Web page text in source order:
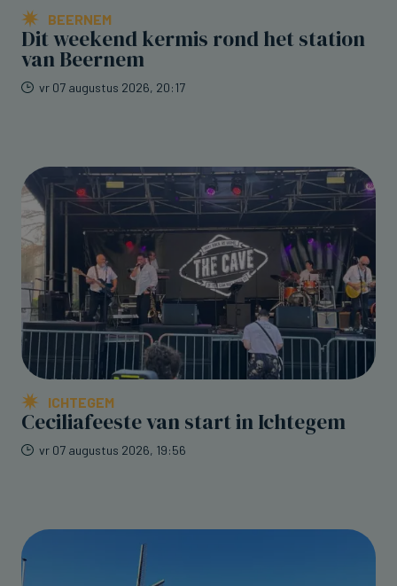
BEERNEM
Dit weekend kermis rond het station
van Beernem
vr 07 augustus 2026, 20:17
ICHTEGEM
Ceciliafeeste van start in Ichtegem
vr 07 augustus 2026, 19:56